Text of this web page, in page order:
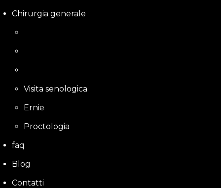
Chirurgia generale
Visita senologica
Ernie
Proctologia
faq
Blog
Contatti